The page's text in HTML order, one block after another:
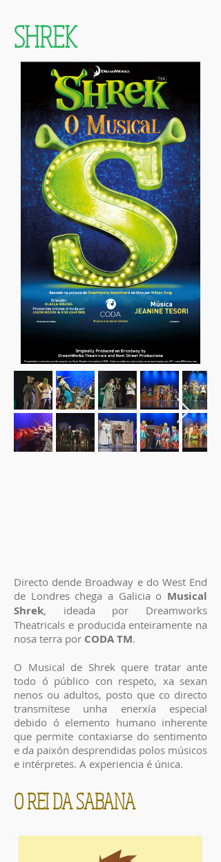
SHREK
Directo dende Broadway e do West End
de Londres chega a Galicia o Musical
Shrek, ideada por Dreamworks
Theatricals e producida enteiramente na
nosa terra por CODA TM.
O Musical de Shrek quere tratar ante
todo ó público con respeto, xa sexan
nenos ou adultos, posto que co directo
transmítese unha enerxía especial
debido ó elemento humano inherente
que permite contaxiarse do sentimento
e da paixón desprendidas polos músicos
e intérpretes. A experiencia é única.
O REI DA SABANA